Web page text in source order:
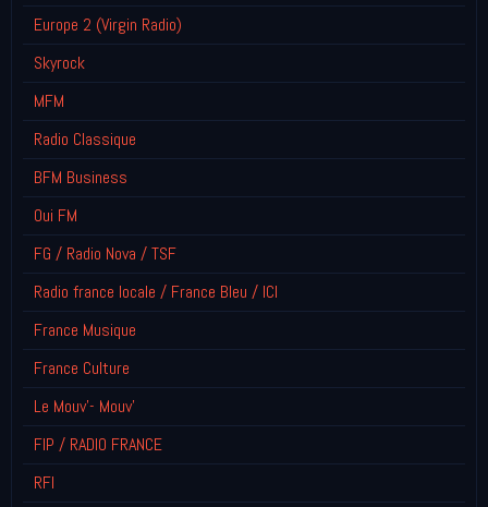
Europe 2 (Virgin Radio)
Skyrock
MFM
Radio Classique
BFM Business
Oui FM
FG / Radio Nova / TSF
Radio france locale / France Bleu / ICI
France Musique
France Culture
Le Mouv'- Mouv'
FIP / RADIO FRANCE
RFI